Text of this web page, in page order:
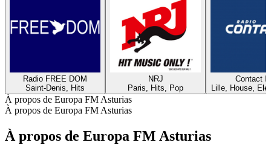
Radio FREE DOM
Saint-Denis, Hits
NRJ
Paris, Hits, Pop
Contact
Lille, House,
À propos de Europa FM Asturias
À propos de Europa FM Asturias
À propos de Europa FM Asturias